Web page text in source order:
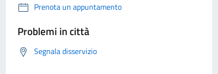
Prenota un appuntamento
Problemi in città
Segnala disservizio